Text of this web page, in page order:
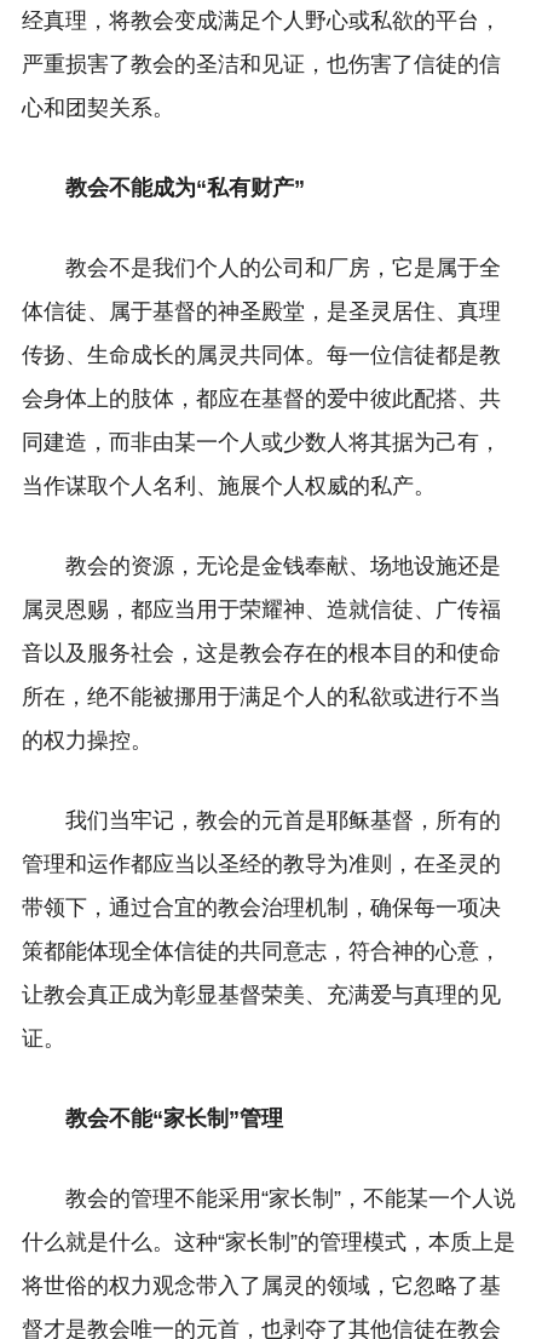
经真理，将教会变成满足个人野心或私欲的平台，
严重损害了教会的圣洁和见证，也伤害了信徒的信
心和团契关系。
教会不能成为“私有财产”
教会不是我们个人的公司和厂房，它是属于全
体信徒、属于基督的神圣殿堂，是圣灵居住、真理
传扬、生命成长的属灵共同体。每一位信徒都是教
会身体上的肢体，都应在基督的爱中彼此配搭、共
同建造，而非由某一个人或少数人将其据为己有，
当作谋取个人名利、施展个人权威的私产。
教会的资源，无论是金钱奉献、场地设施还是
属灵恩赐，都应当用于荣耀神、造就信徒、广传福
音以及服务社会，这是教会存在的根本目的和使命
所在，绝不能被挪用于满足个人的私欲或进行不当
的权力操控。
我们当牢记，教会的元首是耶稣基督，所有的
管理和运作都应当以圣经的教导为准则，在圣灵的
带领下，通过合宜的教会治理机制，确保每一项决
策都能体现全体信徒的共同意志，符合神的心意，
让教会真正成为彰显基督荣美、充满爱与真理的见
证。
教会不能“家长制”管理
教会的管理不能采用“家长制”，不能某一个人说
什么就是什么。这种“家长制”的管理模式，本质上是
将世俗的权力观念带入了属灵的领域，它忽略了基
督才是教会唯一的元首，也剥夺了其他信徒在教会